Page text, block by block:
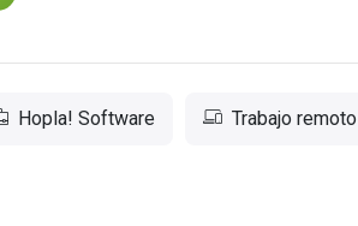
Hopla! Software Trabajo remoto